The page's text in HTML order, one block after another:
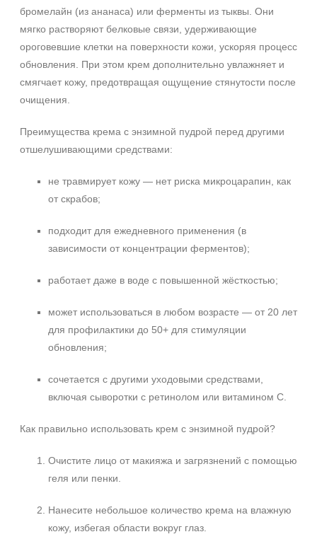
бромелайн (из ананаса) или ферменты из тыквы. Они
мягко растворяют белковые связи, удерживающие
ороговевшие клетки на поверхности кожи, ускоряя процесс
обновления. При этом крем дополнительно увлажняет и
смягчает кожу, предотвращая ощущение стянутости после
очищения.
Преимущества крема с энзимной пудрой перед другими
отшелушивающими средствами:
не травмирует кожу — нет риска микроцарапин, как
от скрабов;
подходит для ежедневного применения (в
зависимости от концентрации ферментов);
работает даже в воде с повышенной жёсткостью;
может использоваться в любом возрасте — от 20 лет
для профилактики до 50+ для стимуляции
обновления;
сочетается с другими уходовыми средствами,
включая сыворотки с ретинолом или витамином C.
Как правильно использовать крем с энзимной пудрой?
Очистите лицо от макияжа и загрязнений с помощью
геля или пенки.
Нанесите небольшое количество крема на влажную
кожу, избегая области вокруг глаз.